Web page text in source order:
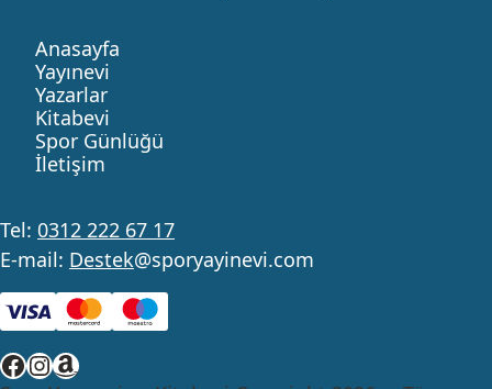
Anasayfa
Yayınevi
Yazarlar
Kitabevi
Spor Günlüğü
İletişim
Tel: 0312 222 67 17
E-mail: Destek@sporyayinevi.com